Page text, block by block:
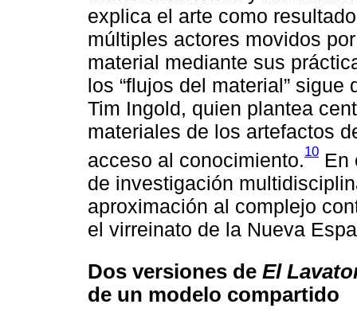
explica el arte como
múltiples actores movidos
material mediante sus
los “flujos del material”
Tim Ingold, quien plantea
materiales de los artefactos
acceso al conocimiento.10 En
de investigación
aproximación al complejo
el virreinato de la Nueva
Dos versiones de El
de un modelo compartido